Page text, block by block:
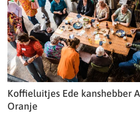
Koffieluitjes Ede kanshebber
Oranje